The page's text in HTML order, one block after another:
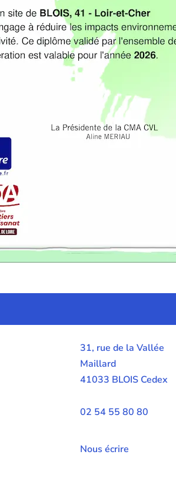
31, rue de la Vallée
Maillard
41033 BLOIS Cedex
02 54 55 80 80
Nous écrire